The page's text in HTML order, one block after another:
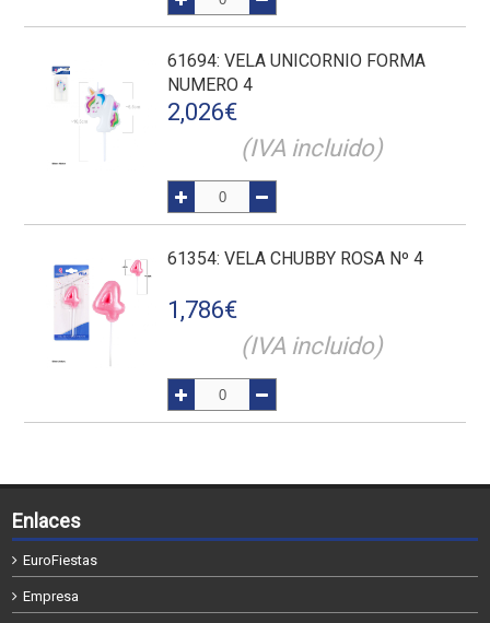
61694: VELA UNICORNIO FORMA
NUMERO 4
2,026€
(IVA incluido)
61354: VELA CHUBBY ROSA Nº 4
1,786€
(IVA incluido)
Enlaces
EuroFiestas
Empresa